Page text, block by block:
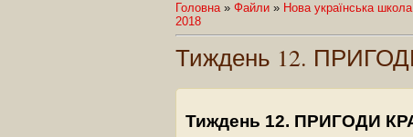
Головна» Файли » Нова українська
2018
Тиждень 12.
Тиждень 12. ПРИГОДИ